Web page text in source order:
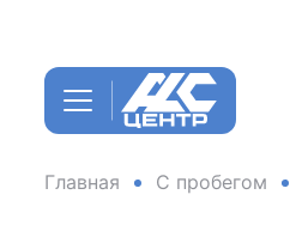
Главная С пробегом